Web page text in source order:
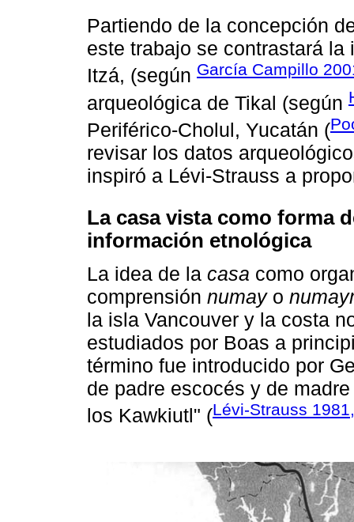
Partiendo de la concepción
este trabajo se contrastará
Itzá, (según García Campillo
arqueológica de Tikal (según
Periférico-Cholul, Yucatán (
revisar los datos
inspiró a Lévi-Strauss a
La casa vista como forma
información etnológica
La idea de la casa como
comprensión numayo
la isla Vancouver y la costa
estudiados por Boas a
término fue introducido por
de padre escocés y de
los Kawkiutl" (Lévi-Strauss